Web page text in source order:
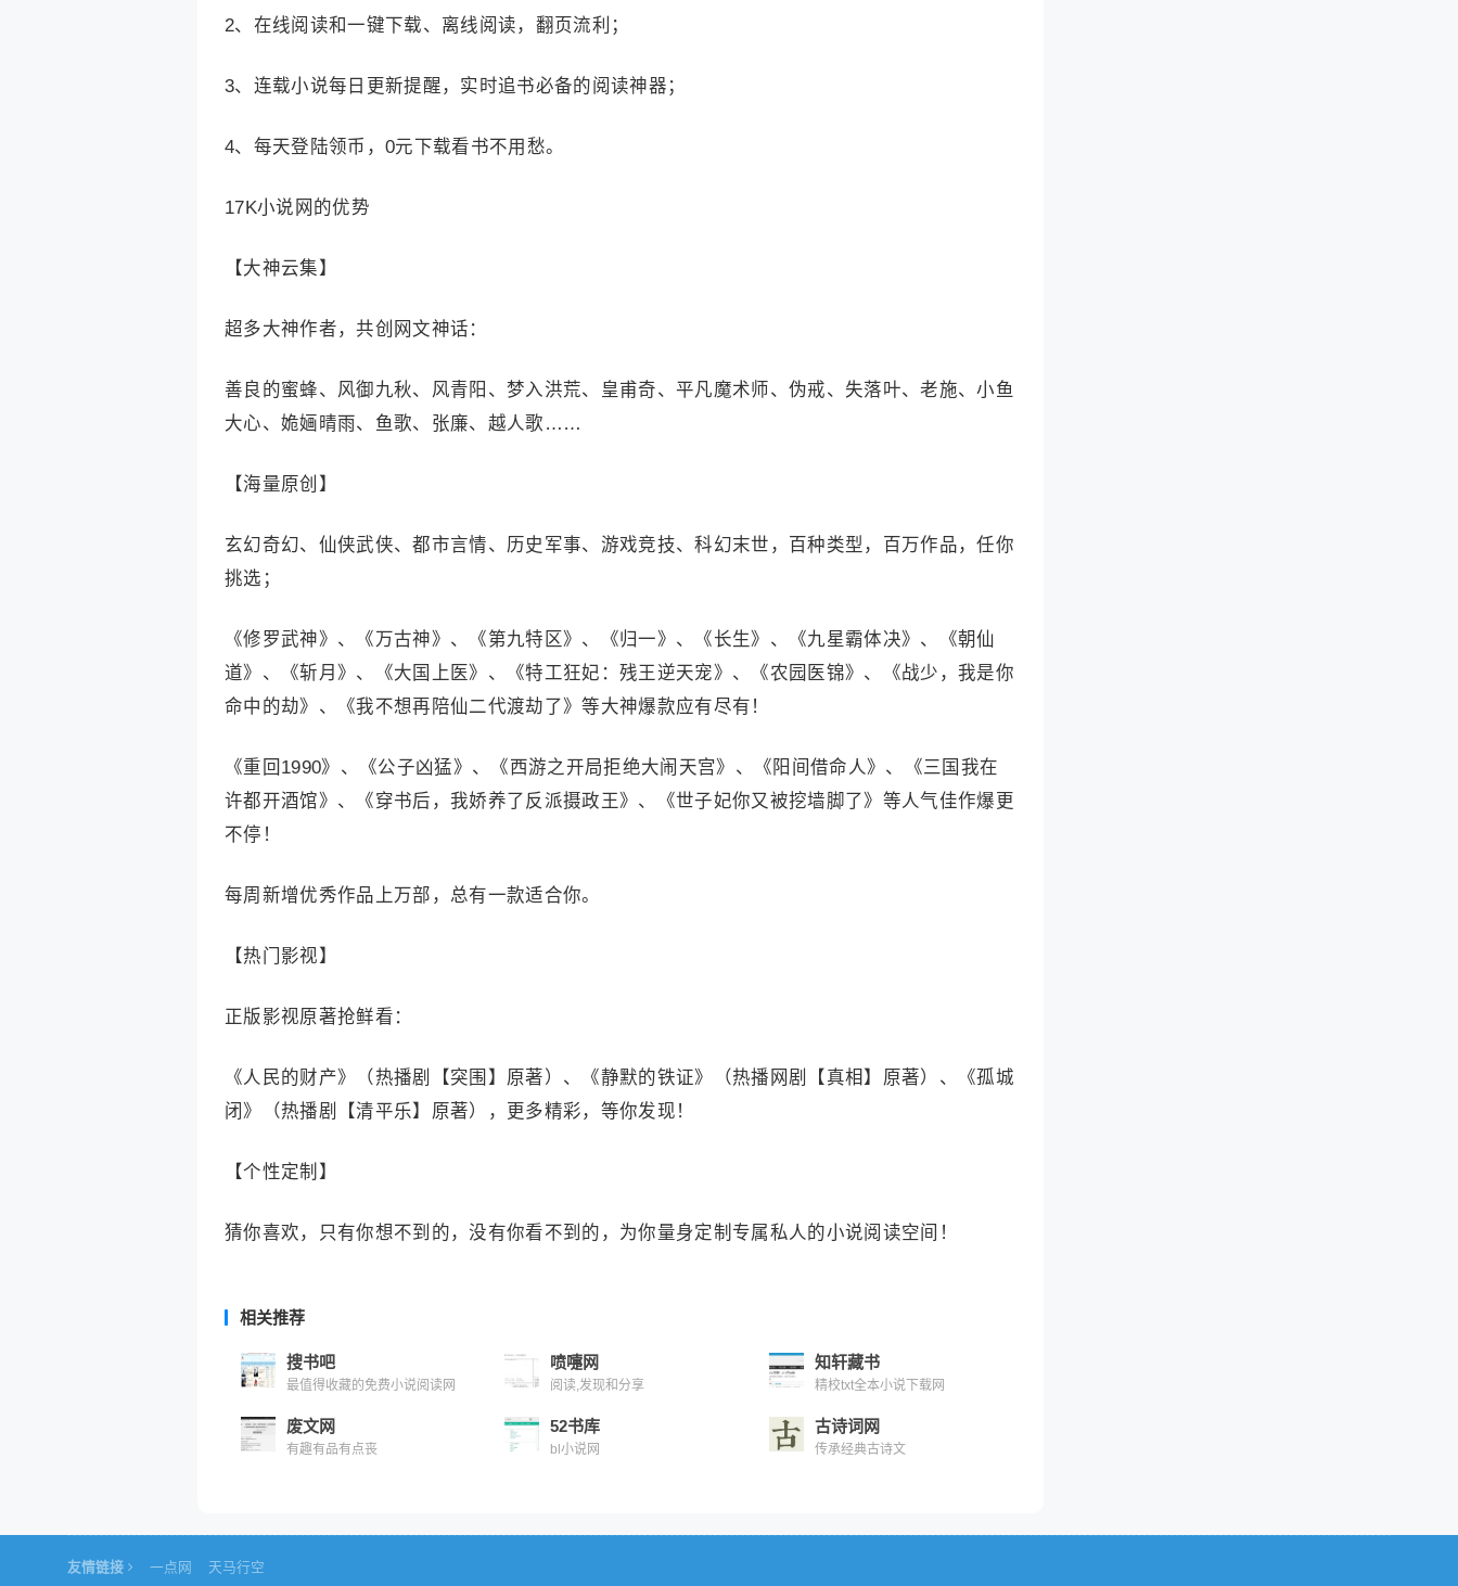
2、在线阅读和一键下载、离线阅读，翻页流利；
3、连载小说每日更新提醒，实时追书必备的阅读神器；
4、每天登陆领币，0元下载看书不用愁。
17K小说网的优势
【大神云集】
超多大神作者，共创网文神话：
善良的蜜蜂、风御九秋、风青阳、梦入洪荒、皇甫奇、平凡魔术师、伪戒、失落叶、老施、小鱼
大心、姽婳晴雨、鱼歌、张廉、越人歌……
【海量原创】
玄幻奇幻、仙侠武侠、都市言情、历史军事、游戏竞技、科幻末世，百种类型，百万作品，任你
挑选；
《修罗武神》、《万古神》、《第九特区》、《归一》、《长生》、《九星霸体决》、《朝仙
道》、《斩月》、《大国上医》、《特工狂妃：残王逆天宠》、《农园医锦》、《战少，我是你
命中的劫》、《我不想再陪仙二代渡劫了》等大神爆款应有尽有！
《重回1990》、《公子凶猛》、《西游之开局拒绝大闹天宫》、《阳间借命人》、《三国我在
许都开酒馆》、《穿书后，我娇养了反派摄政王》、《世子妃你又被挖墙脚了》等人气佳作爆更
不停！
每周新增优秀作品上万部，总有一款适合你。
【热门影视】
正版影视原著抢鲜看：
《人民的财产》（热播剧【突围】原著）、《静默的铁证》（热播网剧【真相】原著）、《孤城
闭》（热播剧【清平乐】原著），更多精彩，等你发现！
【个性定制】
猜你喜欢，只有你想不到的，没有你看不到的，为你量身定制专属私人的小说阅读空间！
相关推荐
搜书吧
最值得收藏的免费小说阅读网
喷嚏网
阅读,发现和分享
知轩藏书
精校txt全本小说下载网
废文网
有趣有品有点丧
52书库
bl小说网
古诗词网
传承经典古诗文
友情链接 一点网 天马行空